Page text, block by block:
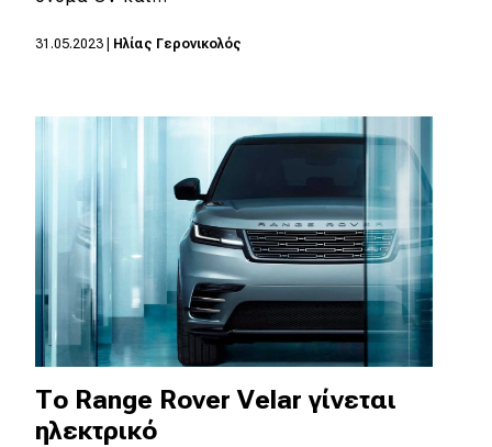
31.05.2023 Ηλίας Γερονικολός
Το Range Rover Velar γίνεται
ηλεκτρικό